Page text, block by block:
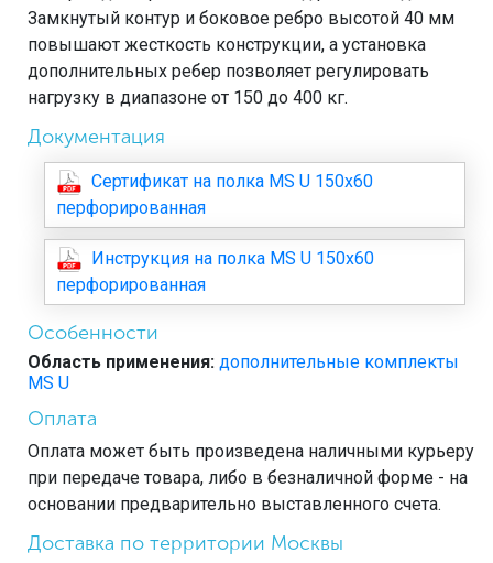
Замкнутый контур и боковое ребро высотой 40 мм
повышают жесткость конструкции, а установка
дополнительных ребер позволяет регулировать
нагрузку в диапазоне от 150 до 400 кг.
Документация
Сертификат на полка MS U 150х60
перфорированная
Инструкция на полка MS U 150х60
перфорированная
Особенности
Область применения: дополнительные комплекты
MS U
Оплата
Оплата может быть произведена наличными курьеру
при передаче товара, либо в безналичной форме - на
основании предварительно выставленного счета.
Доставка по территории Москвы